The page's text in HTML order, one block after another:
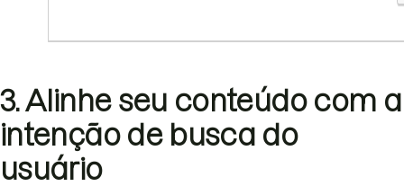
3. Alinhe seu conteúdo com a
intenção de busca do
usuário